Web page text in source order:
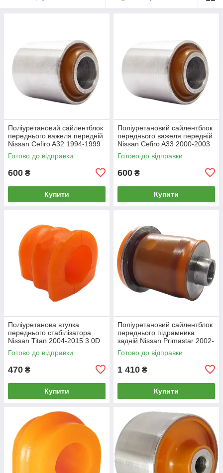
Поліуретановий сайлентблок
переднього важеля передній
Nissan Cefiro A32 1994-1999
Готово до відправки
600 ₴
Купити
Поліуретановий сайлентблок
переднього важеля передній
Nissan Cefiro A33 2000-2003
Готово до відправки
600 ₴
Купити
Поліуретанова втулка
переднього стабілізатора
Nissan Titan 2004-2015 3.0D
Готово до відправки
470 ₴
Купити
Поліуретановий сайлентблок
переднього підрамника
задній Nissan Primastar 2002-
2016
Готово до відправки
1 410 ₴
Купити